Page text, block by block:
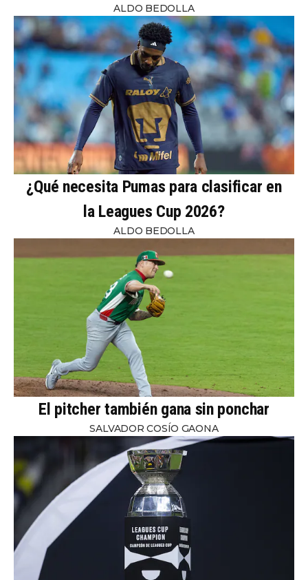
ALDO BEDOLLA
¿Qué necesita Pumas para clasificar en
la Leagues Cup 2026?
ALDO BEDOLLA
El pitcher también gana sin ponchar
SALVADOR COSÍO GAONA